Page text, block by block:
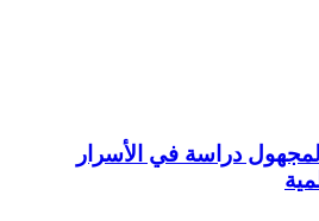
دراسة في الأسرار